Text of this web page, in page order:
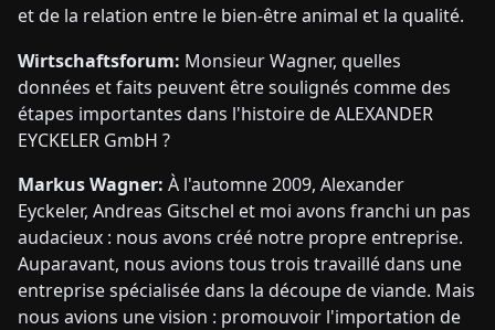
et de la relation entre le bien-être animal et la qualité.
Wirtschaftsforum: Monsieur Wagner, quelles
données et faits peuvent être soulignés comme des
étapes importantes dans l'histoire de ALEXANDER
EYCKELER GmbH ?
Markus Wagner: À l'automne 2009, Alexander
Eyckeler, Andreas Gitschel et moi avons franchi un pas
audacieux : nous avons créé notre propre entreprise.
Auparavant, nous avions tous trois travaillé dans une
entreprise spécialisée dans la découpe de viande. Mais
nous avions une vision : promouvoir l'importation de